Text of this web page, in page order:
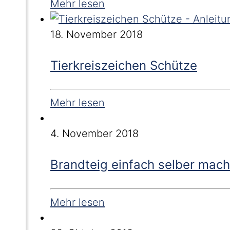
Mehr lesen
18. November 2018
Tierkreiszeichen Schütze
Mehr lesen
4. November 2018
Brandteig einfach selber
Mehr lesen